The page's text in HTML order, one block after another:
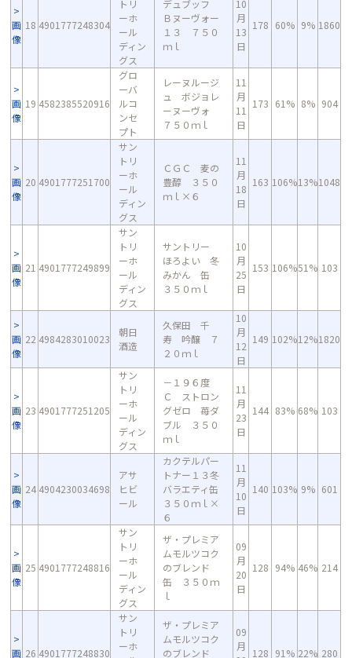
画
像
18 4901777248304
トリ
ーホ
ール
ディン
グス
デュブッフ
Ｂヌーヴォー
１３ ７５０
ｍｌ
10
月
13
日
178 60% 9% 1860
画
像
19 4582385520916
グロ
ーバ
ルコ
ンセ
プト
レーヌルージ
ュ ボジョレ
ーヌーヴォ
７５０ｍｌ
11
月
11
日
173 61% 8% 904
画
像
20 4901777251700
サン
トリ
ーホ
ール
ディン
グス
ＣＧＣ 麦の
豊醇 ３５０
ｍｌ×６
11
月
18
日
163 106%13%1048
画
像
21 4901777249899
サン
トリ
ーホ
ール
ディン
グス
サントリー
ほろよい 冬
みかん 缶
３５０ｍｌ
10
月
25
日
153 106%51% 103
画
像
22 4984283010023
朝日
酒造
久保田 千
寿 吟醸 ７
２０ｍｌ
10
月
12
日
149 102%12%1820
画
像
23 4901777251205
サン
トリ
ーホ
ール
ディン
グス
－１９６度
Ｃ ストロン
グゼロ 苺ダ
ブル ３５０
ｍｌ
11
月
23
日
144 83% 68% 103
画
像
24 4904230034698
アサ
ヒビ
ール
カクテルパー
トナー１３冬
バラエティ缶
３５０ｍｌ×
６
11
月
10
日
140 103% 9% 601
画
像
25 4901777248816
サン
トリ
ーホ
ール
ディン
グス
ザ・プレミア
ムモルツコク
のブレンド
缶 ３５０ｍ
ｌ
09
月
20
日
128 94% 46% 214
画 26 4901777248830
サン
トリ
ーホ
ザ・プレミア
ムモルツコク
のブレンド
09
月
128 91% 22% 280